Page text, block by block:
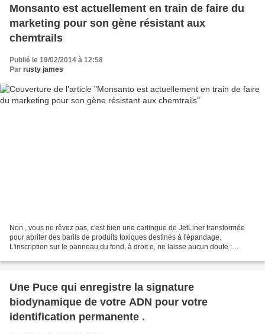
Monsanto est actuellement en train de faire du
marketing pour son gène résistant aux
chemtrails
Publié le 19/02/2014 à 12:58
Par rusty james
Non , vous ne rêvez pas, c'est bien une carlingue de JetLiner transformée
pour abriter des barils de produits toxiques destinés à l'épandage.
L'inscription sur le panneau du fond, à droit e, ne laisse aucun doute :
Une Puce qui enregistre la signature
biodynamique de votre ADN pour votre
identification permanente .